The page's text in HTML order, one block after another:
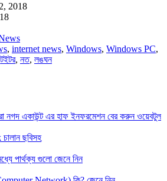
2018
, internet news, Windows, Windows PC,
টইটর, নত, লঙঘন
নগদ একাউন্ট এর হাফ ইনফরমেশন বের করুন ওয়েবটুল
ছবিসহ
পার্থক্য গুলো জেনে নিন